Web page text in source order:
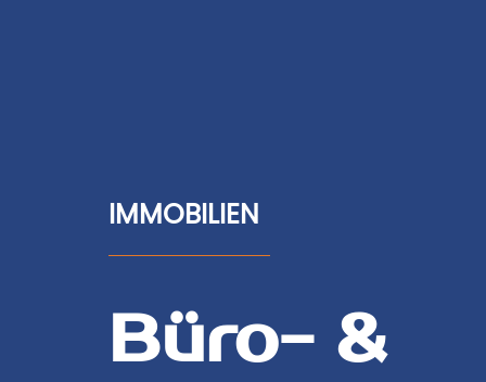
IMMOBILIEN
Büro- &